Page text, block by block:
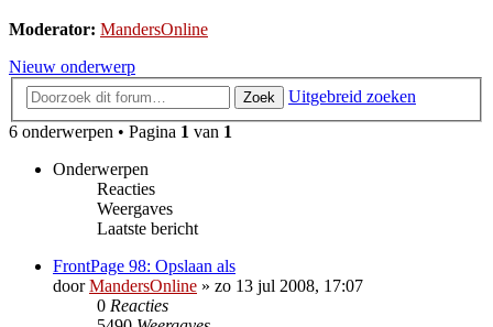
Moderator: MandersOnline
Nieuw onderwerp
Zoek
Uitgebreid zoeken
6 onderwerpen • Pagina 1 van 1
Onderwerpen
Reacties
Weergaves
Laatste bericht
FrontPage 98: Opslaan als
doorMandersOnline » zo 13 jul 2008, 17:07
0 Reacties